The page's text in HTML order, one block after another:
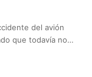
del avión
que todavía no…